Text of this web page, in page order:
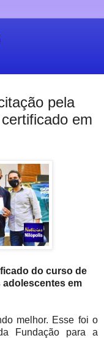
pela
em
do curso de
em
melhor. Esse foi o
Fundação para a